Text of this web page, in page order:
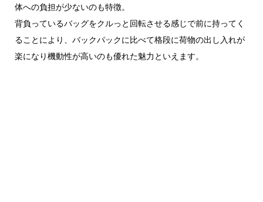
体への負担が少ないのも特徴。
背負っているバッグをクルっと回転させる感じで前に持ってく
ることにより、バックパックに比べて格段に荷物の出し入れが
楽になり機動性が高いのも優れた魅力といえます。